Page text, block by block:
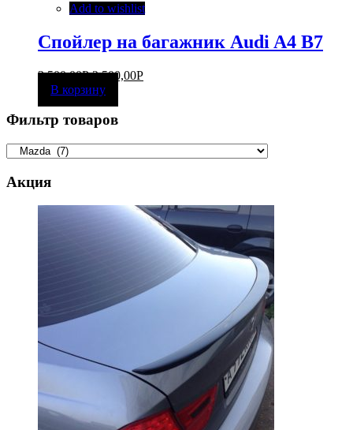
Add to wishlist
Спойлер на багажник Audi A4 B7
3 500,00Р 2 500,00Р
В корзину
Фильтр товаров
Акция